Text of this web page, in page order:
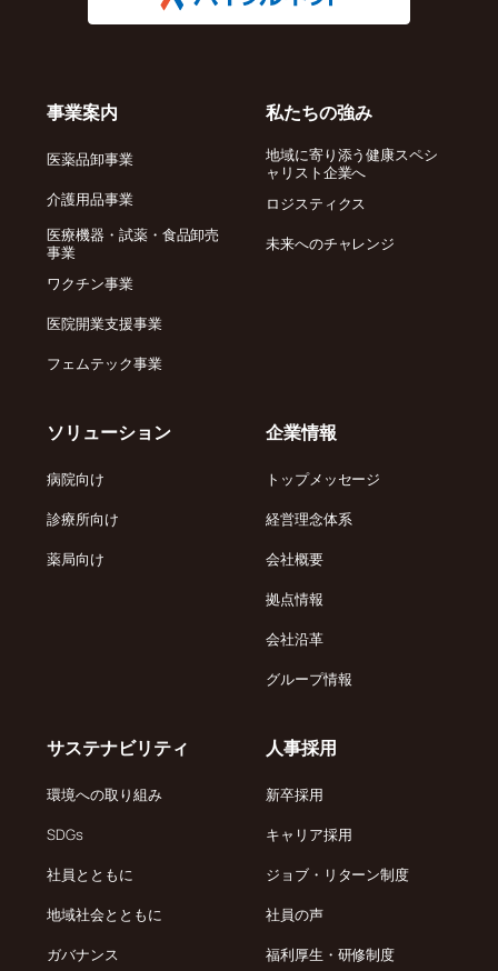
事業案内
医薬品卸事業
介護用品事業
医療機器・試薬・食品卸売
事業
ワクチン事業
医院開業支援事業
フェムテック事業
私たちの強み
地域に寄り添う健康スペシ
ャリスト企業へ
ロジスティクス
未来へのチャレンジ
ソリューション
病院向け
診療所向け
薬局向け
企業情報
トップメッセージ
経営理念体系
会社概要
拠点情報
会社沿革
グループ情報
サステナビリティ
環境への取り組み
SDGs
社員とともに
地域社会とともに
ガバナンス
人事採用
新卒採用
キャリア採用
ジョブ・リターン制度
社員の声
福利厚生・研修制度